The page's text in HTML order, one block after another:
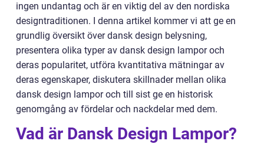
ingen undantag och är en viktig del av den nordiska
designtraditionen. I denna artikel kommer vi att ge en
grundlig översikt över dansk design belysning,
presentera olika typer av dansk design lampor och
deras popularitet, utföra kvantitativa mätningar av
deras egenskaper, diskutera skillnader mellan olika
dansk design lampor och till sist ge en historisk
genomgång av fördelar och nackdelar med dem.
Vad är Dansk Design Lampor?